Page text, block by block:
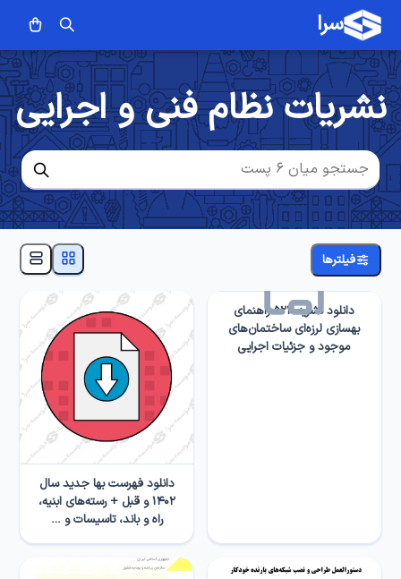
سرا
نشریات نظام فنی و اجرایی
فیلترها
دانلود نشریه ۵۲۴ راهنمای
بهسازی لرزه‌ای ساختمان‌های
موجود و جزئیات اجرایی
دانلود فهرست بها جدید سال
۱۴۰۲ و قبل + رسته‌های ابنیه،
راه و باند، تاسیسات و …